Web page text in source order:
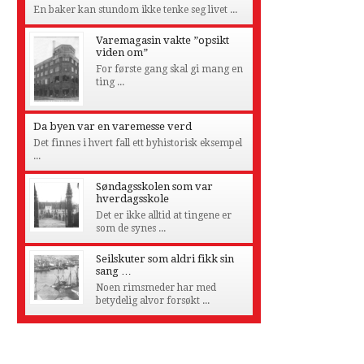
En baker kan stundom ikke tenke seg livet ...
Varemagasin vakte ”opsikt
viden om”
For første gang skal gi mang en
ting ...
Da byen var en varemesse verd
Det finnes i hvert fall ett byhistorisk eksempel
...
Søndagsskolen som var
hverdagsskole
Det er ikke alltid at tingene er
som de synes ...
Seilskuter som aldri fikk sin
sang …
Noen rimsmeder har med
betydelig alvor forsøkt ...